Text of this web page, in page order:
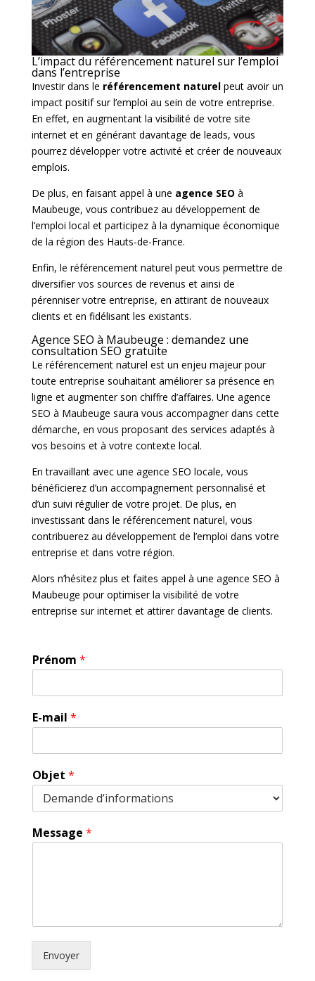
L’impact du référencement naturel sur l’emploi
dans l’entreprise
Investir dans le référencement naturelpeut avoir un
impact positif sur l’emploi au sein de votre entreprise.
En effet, en augmentant la visibilité de votre site
internet et en générant davantage de leads, vous
pourrez développer votre activité et créer de nouveaux
emplois.
De plus, en faisant appel à une agence SEO à
Maubeuge, vous contribuez au développement de
l’emploi local et participez à la dynamique économique
de la région des Hauts-de-France.
Enfin, le référencement naturel peut vous permettre de
diversifier vos sources de revenus et ainsi de
pérenniser votre entreprise, en attirant de nouveaux
clients et en fidélisant les existants.
Agence SEO à Maubeuge : demandez une
consultation SEO gratuite
Le référencement naturel est un enjeu majeur pour
toute entreprise souhaitant améliorer sa présence en
ligne et augmenter son chiffre d’affaires. Une agence
SEO à Maubeuge saura vous accompagner dans cette
démarche, en vous proposant des services adaptés à
vos besoins et à votre contexte local.
En travaillant avec une agence SEO locale, vous
bénéficierez d’un accompagnement personnalisé et
d’un suivi régulier de votre projet. De plus, en
investissant dans le référencement naturel, vous
contribuerez au développement de l’emploi dans votre
entreprise et dans votre région.
Alors n’hésitez plus et faites appel à une agence SEO à
Maubeuge pour optimiser la visibilité de votre
entreprise sur internet et attirer davantage de clients.
Prénom *
E-mail *
Objet *
Message *
Envoyer